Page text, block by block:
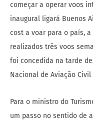
começar a operar voos
inaugural ligará Buenos
cost a voar para o país,
realizados três voos
foi concedida na tarde
Nacional de Aviação Civil
Para o ministro do
um passo no sentido de